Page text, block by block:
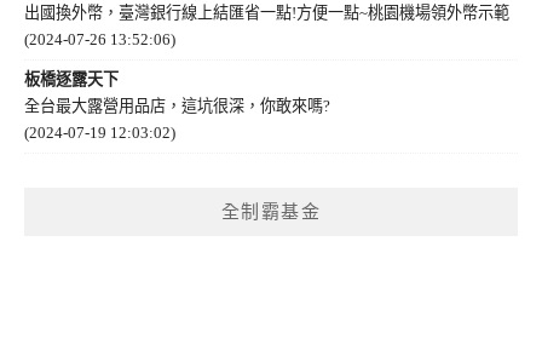
出國換外幣，臺灣銀行線上結匯省一點!方便一點~桃園機場領外幣示範
(2024-07-26 13:52:06)
板橋逐露天下
全台最大露營用品店，這坑很深，你敢來嗎?
(2024-07-19 12:03:02)
全制霸基金